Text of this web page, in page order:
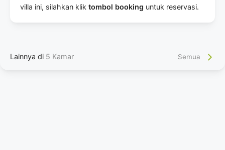
villa ini, silahkan klik tombol booking untuk reservasi.
Lainnya di 5 Kamar Semua